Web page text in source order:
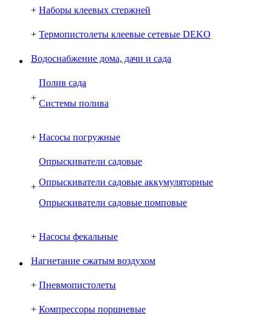
+ Наборы клеевых стержней
+ Термопистолеты клеевые сетевые DEKO
Водоснабжение дома, дачи и сада
+
Полив сада
Системы полива
+ Насосы погружные
+
Опрыскиватели садовые
Опрыскиватели садовые аккумуляторные
Опрыскиватели садовые помповые
+ Насосы фекальные
Нагнетание сжатым воздухом
+ Пневмопистолеты
+ Компрессоры поршневые